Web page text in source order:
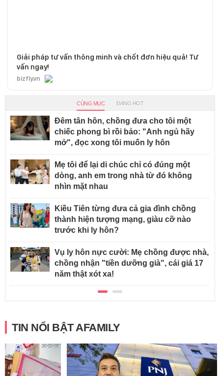
Giải pháp tư vấn thông minh và chốt đơn hiệu quả! Tư
vấn ngay!
bizfly.vn
CÙNG MỤC ĐANG HOT
Đêm tân hôn, chồng đưa cho tôi một
chiếc phong bì rồi bảo: "Anh ngủ hãy
mở", đọc xong tôi muốn ly hôn
Mẹ tôi để lại di chúc chỉ có đúng một
dòng, anh em trong nhà từ đó không
nhìn mặt nhau
Kiều Tiên từng đưa cả gia đình chồng
thành hiện tượng mạng, giàu cỡ nào
trước khi ly hôn?
Vụ ly hôn nực cười: Mẹ chồng được nhà,
chồng nhận "tiền dưỡng già", cái giá 17
năm thật xót xa!
TIN NỔI BẬT AFAMILY